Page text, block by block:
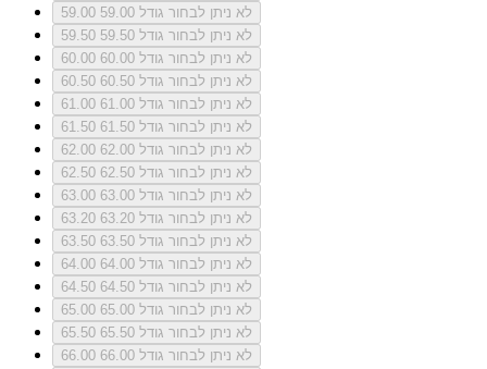
59.00
לא ניתן לבחור גודל 59.00
59.50
לא ניתן לבחור גודל 59.50
60.00
לא ניתן לבחור גודל 60.00
60.50
לא ניתן לבחור גודל 60.50
61.00
לא ניתן לבחור גודל 61.00
61.50
לא ניתן לבחור גודל 61.50
62.00
לא ניתן לבחור גודל 62.00
62.50
לא ניתן לבחור גודל 62.50
63.00
לא ניתן לבחור גודל 63.00
63.20
לא ניתן לבחור גודל 63.20
63.50
לא ניתן לבחור גודל 63.50
64.00
לא ניתן לבחור גודל 64.00
64.50
לא ניתן לבחור גודל 64.50
65.00
לא ניתן לבחור גודל 65.00
65.50
לא ניתן לבחור גודל 65.50
66.00
לא ניתן לבחור גודל 66.00